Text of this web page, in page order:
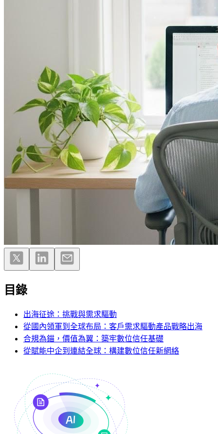
目錄
出海征途：挑戰與需求驅動
從國內領軍到全球布局：客戶需求驅動產品戰略出海
合規為錨，價值為翼：築牢數位信任基礎
從賦能中企到連結全球：構建數位信任新網絡